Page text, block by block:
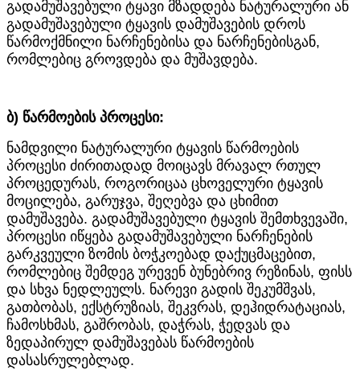
გადამუშავებული ტყავი მზადდება ნატურალური ან
გადამუშავებული ტყავის დამუშავების დროს
წარმოქმნილი ნარჩენებისა და ნარჩენებისგან,
რომლებიც გროვდება და მუშავდება.
ბ) წარმოების პროცესი:
ნამდვილი ნატურალური ტყავის წარმოების
პროცესი ძირითადად მოიცავს მრავალ რთულ
პროცედურას, როგორიცაა ცხოველური ტყავის
მოცილება, გარუჯვა, შეღებვა და ცხიმით
დამუშავება. გადამუშავებული ტყავის შემთხვევაში,
პროცესი იწყება გადამუშავებული ნარჩენების
გარკვეული ზომის ბოჭკოებად დაქუცმაცებით,
რომლებიც შემდეგ ურევენ ბუნებრივ რეზინას, ფისს
და სხვა ნედლეულს. ნარევი გადის შეკუმშვას,
გათბობას, ექსტრუზიას, შეკვრას, დეჰიდრატაციას,
ჩამოსხმას, გაშრობას, დაჭრას, ჭედვას და
ზედაპირულ დამუშავებას წარმოების
დასასრულებლად.